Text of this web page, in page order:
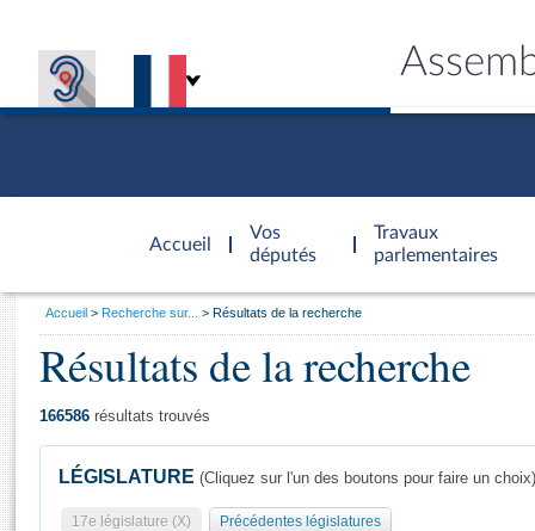
Accueil
d'accueil
Vos
députés
Travaux
parlementaires
Général
Vous
Accueil Recherche sur... Résultats de la recherche
Résultats de la recherche
166586 résultats trouvés
LÉGISLATURE (Cliquez sur l'un des boutons pour faire un choix)
17e législature (X) Précédentes législatures